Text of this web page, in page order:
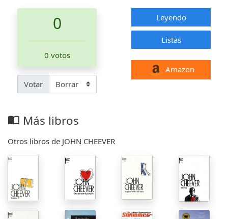
0
0 votos
Votar
Leyendo
Listas
Amazon
import_contacts Más libros
Otros libros de JOHN CHEEVER